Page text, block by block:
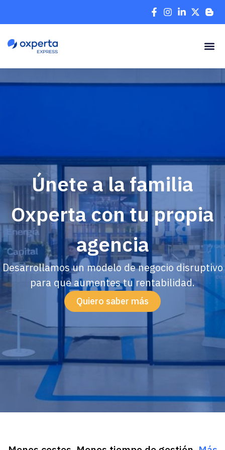
Únete a la familia
Oxperta con tu propia
agencia
Desarrollamos un modelo de negocio disruptivo
para que aumentes tu rentabilidad.
Quiero saber más